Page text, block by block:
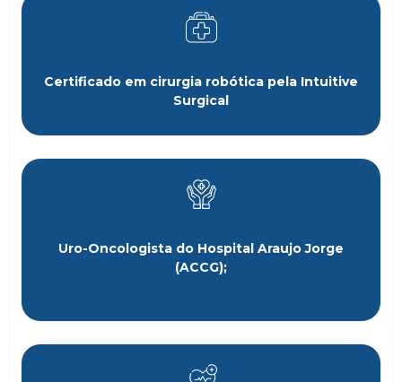
Certificado em cirurgia robótica pela Intuitive
Surgical
Uro-Oncologista do Hospital Araujo Jorge
(ACCG);